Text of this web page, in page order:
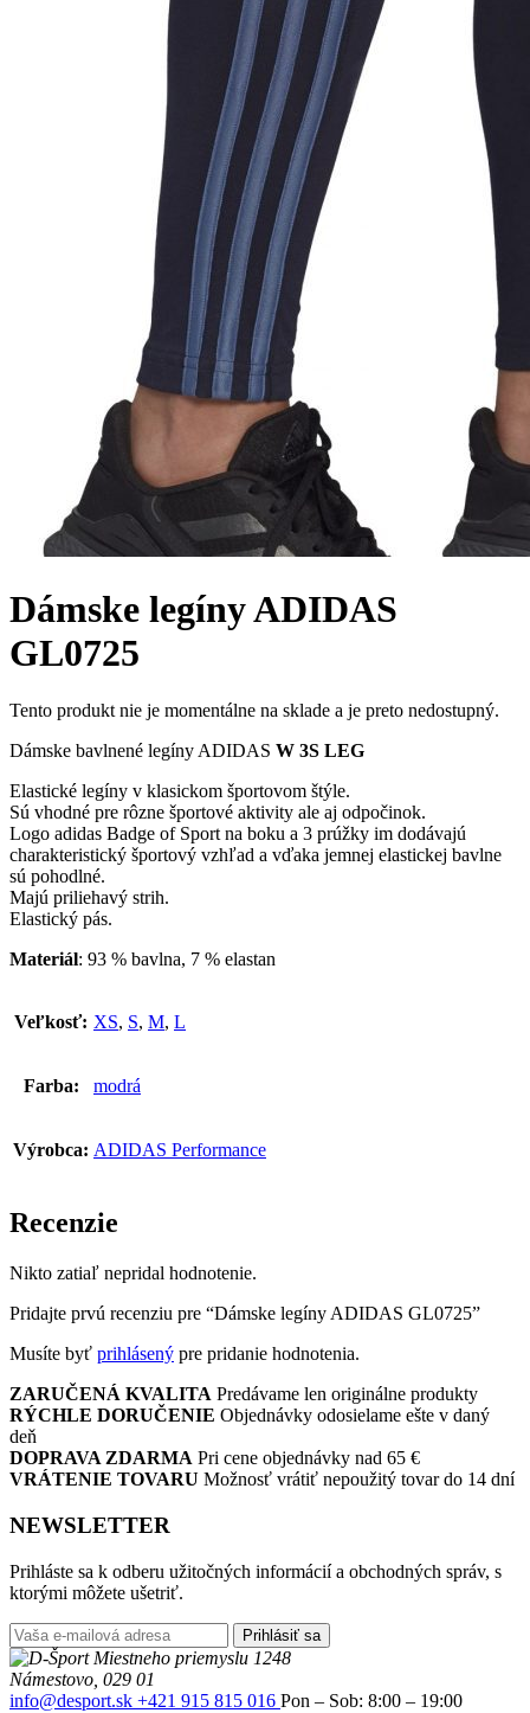
Dámske legíny ADIDAS
GL0725
Tento produkt nie je momentálne na sklade a je preto nedostupný.
Dámske bavlnené legíny ADIDAS W 3S LEG
Elastické legíny v klasickom športovom štýle.
Sú vhodné pre rôzne športové aktivity ale aj odpočinok.
Logo adidas Badge of Sport na boku a 3 prúžky im dodávajú
charakteristický športový vzhľad a vďaka jemnej elastickej bavlne
sú pohodlné.
Majú priliehavý strih.
Elastický pás.
Materiál: 93 % bavlna, 7 % elastan
Veľkosť: XS, S, M, L
Farba: modrá
Výrobca: ADIDAS Performance
Recenzie
Nikto zatiaľ nepridal hodnotenie.
Pridajte prvú recenziu pre “Dámske legíny ADIDAS GL0725”
Musíte byť prihlásený pre pridanie hodnotenia.
ZARUČENÁ KVALITA Predávame len originálne produkty
RÝCHLE DORUČENIE Objednávky odosielame ešte v daný
deň
DOPRAVA ZDARMA Pri cene objednávky nad 65 €
VRÁTENIE TOVARU Možnosť vrátiť nepoužitý tovar do 14 dní
NEWSLETTER
Prihláste sa k odberu užitočných informácií a obchodných správ, s
ktorými môžete ušetriť.
Prihlásiť sa
Miestneho priemyslu 1248
Námestovo, 029 01
info@desport.sk +421 915 815 016 Pon – Sob: 8:00 – 19:00